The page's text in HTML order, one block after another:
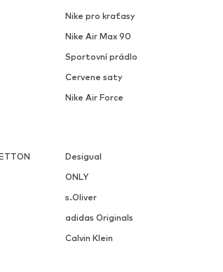
Nike pro kraťasy
Nike Air Max 90
Sportovní prádlo
Cervene saty
Nike Air Force
Desigual
ONLY
s.Oliver
adidas Originals
Calvin Klein